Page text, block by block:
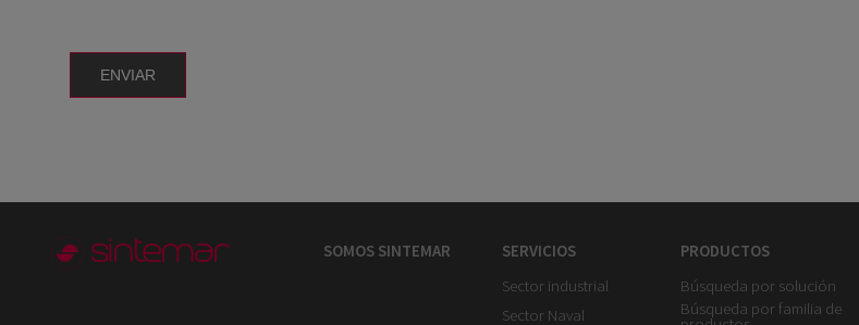
ENVIAR
SOMOS SINTEMAR
SERVICIOS
Sector industrial
Sector Naval
PRODUCTOS
Búsqueda por solución
Búsqueda por familia de